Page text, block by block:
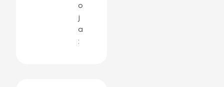
o
j
a
: